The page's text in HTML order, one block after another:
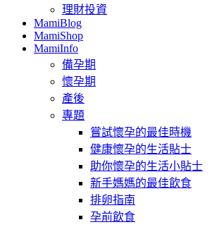
理財投資
MamiBlog
MamiShop
MamiInfo
備孕期
懷孕期
產後
專題
嘗試懷孕的最佳時機
健康懷孕的生活貼士
助你懷孕的生活小貼士
新手媽媽的最佳飲食
排卵指南
孕前飲食